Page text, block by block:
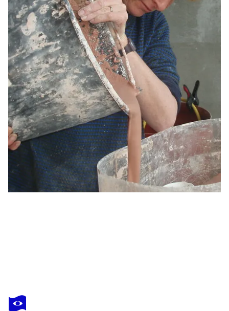
ANNEMARIE PETRI
The sawed orphan girl